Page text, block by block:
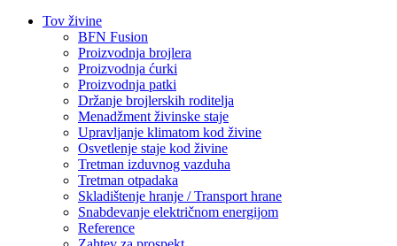
Tov živine
BFN Fusion
Proizvodnja brojlera
Proizvodnja ćurki
Proizvodnja patki
Držanje brojlerskih roditelja
Menadžment živinske staje
Upravljanje klimatom kod živine
Osvetlenje staje kod živine
Tretman izduvnog vazduha
Tretman otpadaka
Skladištenje hranje / Transport hrane
Snabdevanje električnom energijom
Reference